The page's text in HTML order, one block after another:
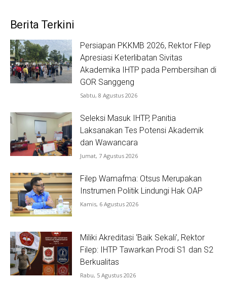
Berita Terkini
Persiapan PKKMB 2026, Rektor Filep
Apresiasi Keterlibatan Sivitas
Akademika IHTP pada Pembersihan di
GOR Sanggeng
Sabtu, 8 Agustus 2026
Seleksi Masuk IHTP, Panitia
Laksanakan Tes Potensi Akademik
dan Wawancara
Jumat, 7 Agustus 2026
Filep Wamafma: Otsus Merupakan
Instrumen Politik Lindungi Hak OAP
Kamis, 6 Agustus 2026
Miliki Akreditasi ‘Baik Sekali’, Rektor
Filep: IHTP Tawarkan Prodi S1 dan S2
Berkualitas
Rabu, 5 Agustus 2026